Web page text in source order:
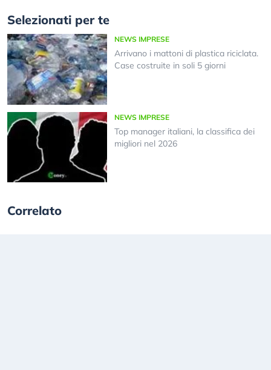
Selezionati per te
NEWS IMPRESE
Arrivano i mattoni di plastica riciclata.
Case costruite in soli 5 giorni
NEWS IMPRESE
Top manager italiani, la classifica dei
migliori nel 2026
Correlato